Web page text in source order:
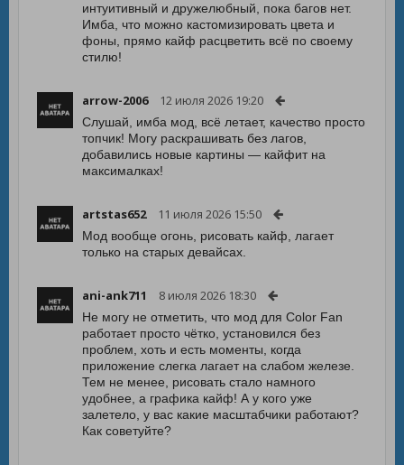
интуитивный и дружелюбный, пока багов нет.
Имба, что можно кастомизировать цвета и
фоны, прямо кайф расцветить всё по своему
стилю!
arrow-2006 12 июля 2026 19:20
Слушай, имба мод, всё летает, качество просто
топчик! Могу раскрашивать без лагов,
добавились новые картины — кайфит на
максималках!
artstas652 11 июля 2026 15:50
Мод вообще огонь, рисовать кайф, лагает
только на старых девайсах.
ani-ank711 8 июля 2026 18:30
Не могу не отметить, что мод для Color Fan
работает просто чётко, установился без
проблем, хоть и есть моменты, когда
приложение слегка лагает на слабом железе.
Тем не менее, рисовать стало намного
удобнее, а графика кайф! А у кого уже
залетело, у вас какие масштабчики работают?
Как советуйте?